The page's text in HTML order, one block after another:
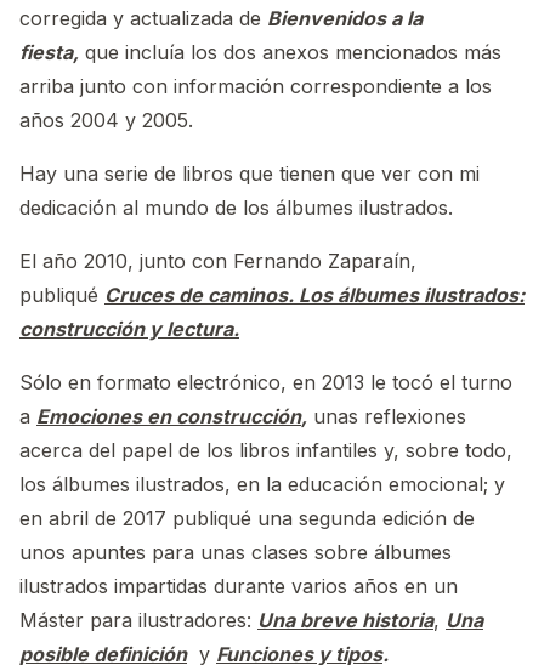
corregida y actualizada de Bienvenidos a la
fiesta, que incluía los dos anexos mencionados más
arriba junto con información correspondiente a los
años 2004 y 2005.
Hay una serie de libros que tienen que ver con mi
dedicación al mundo de los álbumes ilustrados.
El año 2010, junto con Fernando Zaparaín,
publiqué Cruces de caminos. Los álbumes ilustrados:
construcción y lectura.
Sólo en formato electrónico, en 2013 le tocó el turno
a Emociones en construcción, unas reflexiones
acerca del papel de los libros infantiles y, sobre todo,
los álbumes ilustrados, en la educación emocional; y
en abril de 2017 publiqué una segunda edición de
unos apuntes para unas clases sobre álbumes
ilustrados impartidas durante varios años en un
Máster para ilustradores: Una breve historia, Una
posible definicióny Funciones y tipos.